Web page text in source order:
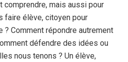
comprendre, mais aussi pour
faire élève, citoyen pour
? Comment répondre autrement
défendre des idées ou
nous tenons ? Un élève,